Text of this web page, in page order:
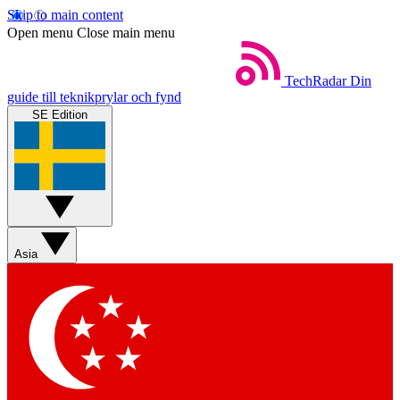
Skip to main content
Open menu Close main menu
TechRadar Din
guide till teknikprylar och fynd
SE Edition
Asia